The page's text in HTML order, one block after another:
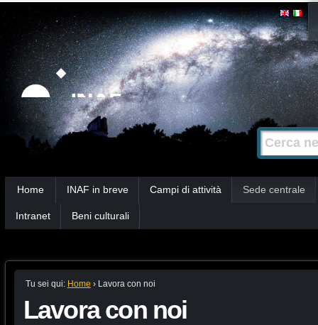
Strumenti
personali
Salta
contenuti.
|
Salta
alla
navigazione
Cerca nel
Ricerca
avanzata…
Home INAF in breve Campi di attività Sede centrale
Intranet Beni culturali
Tu sei qui: Home › Lavora con noi
Lavora con noi